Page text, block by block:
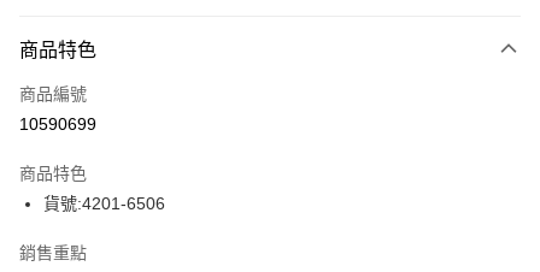
信用卡一次付款
超商取貨付款
ATM付款
運送方式
商品特色
商品編號
10590699
商品特色
貨號:4201-6506
銷售重點